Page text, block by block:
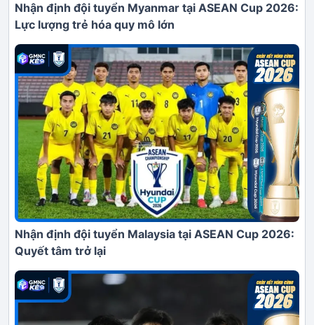
Nhận định đội tuyển Myanmar tại ASEAN Cup 2026:
Lực lượng trẻ hóa quy mô lớn
Nhận định đội tuyển Malaysia tại ASEAN Cup 2026:
Quyết tâm trở lại